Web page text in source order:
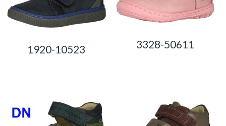
1920-10523 3328-50611